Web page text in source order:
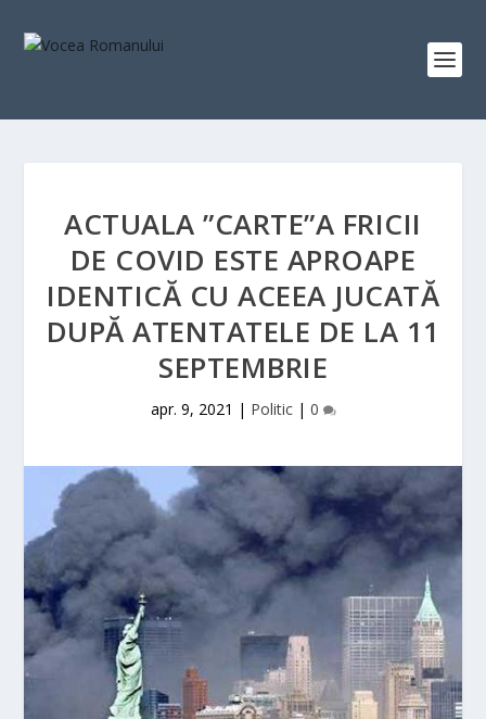
ACTUALA ”CARTE”A FRICII
DE COVID ESTE APROAPE
IDENTICĂ CU ACEEA JUCATĂ
DUPĂ ATENTATELE DE LA 11
SEPTEMBRIE
apr. 9, 2021 | Politic| 0